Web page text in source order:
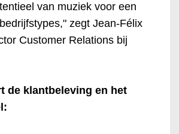
van muziek voor een
zegt Jean-Félix
Customer Relations bij
de klantbeleving en het